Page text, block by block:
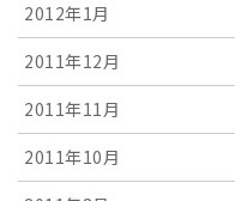
2012年1月
2011年12月
2011年11月
2011年10月